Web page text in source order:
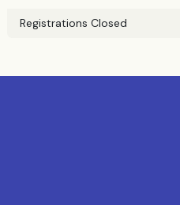
Registrations Closed